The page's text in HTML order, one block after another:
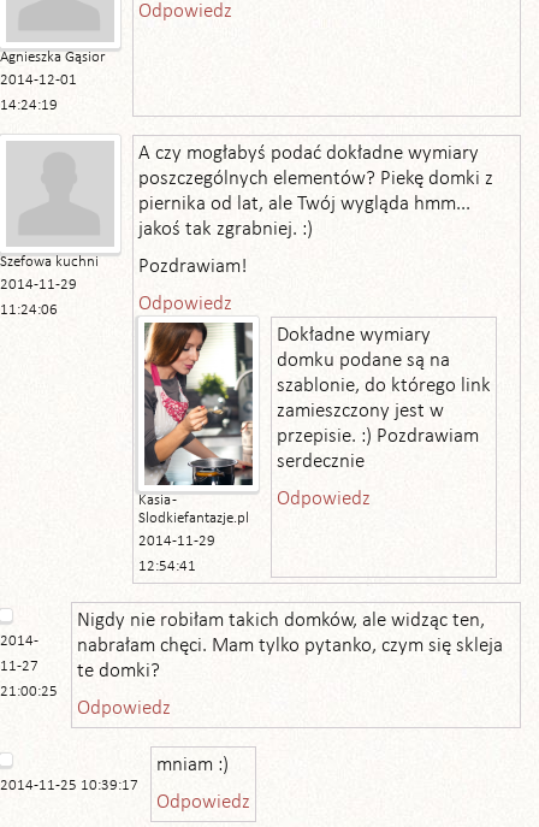
Agnieszka Gąsior
2014-12-01
14:24:19
Odpowiedz
Szefowa kuchni
2014-11-29
11:24:06
A czy mogłabyś podać dokładne wymiary
poszczególnych elementów? Piekę domki z
piernika od lat, ale Twój wygląda hmm...
jakoś tak zgrabniej. :)
Pozdrawiam!
Odpowiedz
Kasia -
Slodkiefantazje.pl
2014-11-29
12:54:41
Dokładne wymiary
domku podane są na
szablonie, do którego link
zamieszczony jest w
przepisie. :) Pozdrawiam
serdecznie
Odpowiedz
2014-
11-27
21:00:25
Nigdy nie robiłam takich domków, ale widząc ten,
nabrałam chęci. Mam tylko pytanko, czym się skleja
te domki?
Odpowiedz
2014-11-25 10:39:17
mniam :)
Odpowiedz